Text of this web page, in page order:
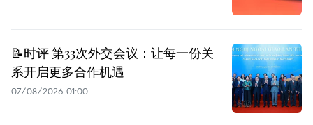
📝时评 第33次外交会议：让每一份关
系开启更多合作机遇
07/08/2026 01:00